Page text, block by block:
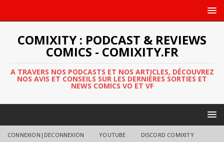
COMIXITY : PODCAST & REVIEWS
COMICS - COMIXITY.FR
A TRAVERS NOS PODCASTS ET NOS ARTICLES, DÉCOUVREZ
NOS AVIS ET CONSEILS SUR LES DERNIÈRES SORTIES ET
NEWS COMICS VO ET VF
CONNEXION|DECONNEXION YOUTUBE DISCORD COMIXITY